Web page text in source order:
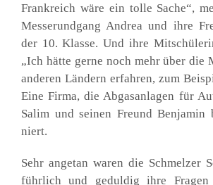
Frank­reich wäre ein tol­le Sache“,
Mes­se­rund­gang Andrea und ihre
der 10. Klas­se. Und ihre
„Ich hät­te ger­ne noch mehr über die
ande­ren Län­dern erfah­ren, zum
Eine Fir­ma, die Abgas­an­la­gen für
Salim und sei­nen Freund Ben­ja­min
niert.
Sehr ange­tan waren die Schmel­zer
führ­lich und gedul­dig ihre